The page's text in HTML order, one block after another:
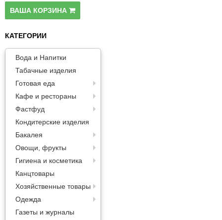
ВАША КОРЗИНА
КАТЕГОРИИ
Вода и Напитки
Табачные изделия
Готовая еда
Кафе и рестораны
Фастфуд
Кондитерские изделия
Бакалея
Овощи, фрукты
Гигиена и косметика
Канцтовары
Хозяйственные товары
Одежда
Газеты и журналы
Паста